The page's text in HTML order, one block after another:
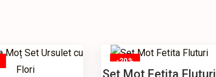
-20%